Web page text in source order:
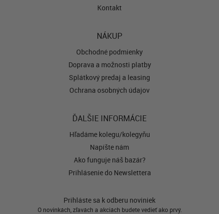
Kontakt
NÁKUP
Obchodné podmienky
Doprava a možnosti platby
Splátkový predaj a leasing
Ochrana osobných údajov
ĎALŠIE INFORMÁCIE
Hľadáme kolegu/kolegyňu
Napíšte nám
Ako funguje náš bazár?
Prihlásenie do Newslettera
Prihláste sa k odberu noviniek
O novinkách, zľavách a akciách budete vedieť ako prvý.